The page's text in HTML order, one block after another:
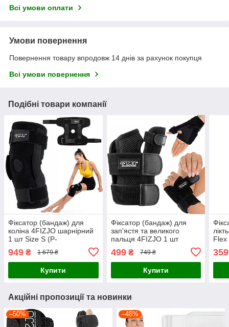
Всі умови оплати
Умови повернення
Повернення товару впродовж 14 днів за рахунок покупця
Всі умови повернення
Подібні товари компанії
Фіксатор (бандаж) для
коліна 4FIZJO шарнірний
1 шт Size S (P-
949 ₴ 1 679 ₴
Купити
Фіксатор (бандаж) для
зап'ястя та великого
пальця 4FIZJO 1 шт
5907739317537)
499₴ 749 ₴
Купити
Flex
359
Акційні пропозиції та новинки
–50% –48%